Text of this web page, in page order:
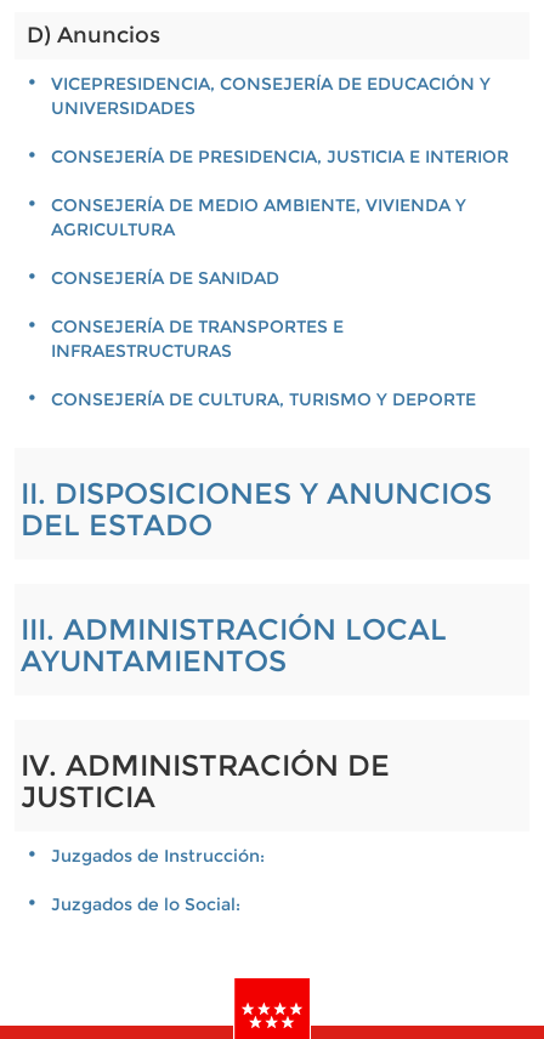
D) Anuncios
VICEPRESIDENCIA, CONSEJERÍA DE EDUCACIÓN Y
UNIVERSIDADES
CONSEJERÍA DE PRESIDENCIA, JUSTICIA E INTERIOR
CONSEJERÍA DE MEDIO AMBIENTE, VIVIENDA Y
AGRICULTURA
CONSEJERÍA DE SANIDAD
CONSEJERÍA DE TRANSPORTES E
INFRAESTRUCTURAS
CONSEJERÍA DE CULTURA, TURISMO Y DEPORTE
II. DISPOSICIONES Y ANUNCIOS
DEL ESTADO
III. ADMINISTRACIÓN LOCAL
AYUNTAMIENTOS
IV. ADMINISTRACIÓN DE
JUSTICIA
Juzgados de Instrucción:
Juzgados de lo Social: